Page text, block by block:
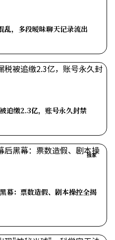
乱，多段暧昧聊天记录流出
追缴2.3亿，账号永久封禁
独家
幕：票数造假、剧本操控全揭